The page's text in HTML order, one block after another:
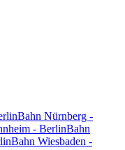
Bahn Nürnberg -
- BerlinBahn
Bahn Wiesbaden -